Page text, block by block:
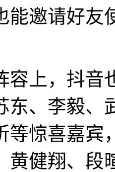
能邀请好友
上，抖音也
东、李毅、
等惊喜嘉宾
黄健翔、段